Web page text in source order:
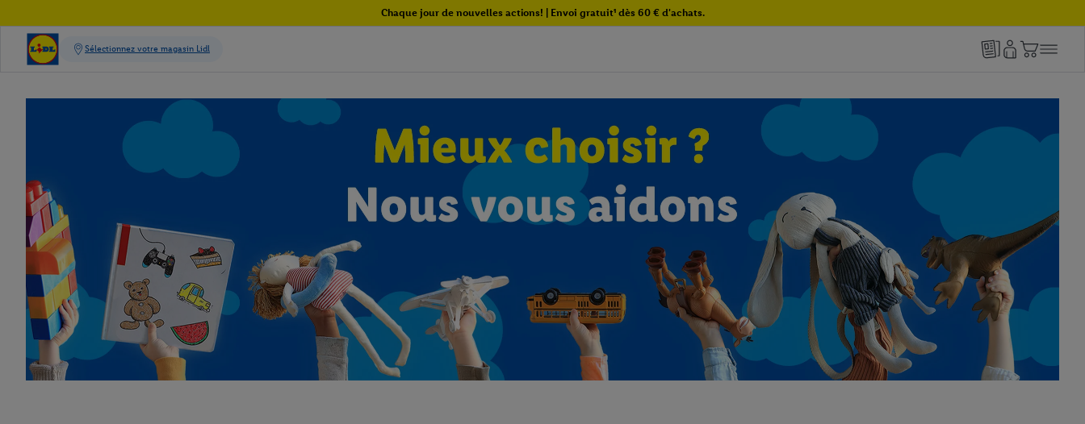
Chaque jour de nouvelles actions! | Envoi gratuit¹ dès 60 € d'achats.